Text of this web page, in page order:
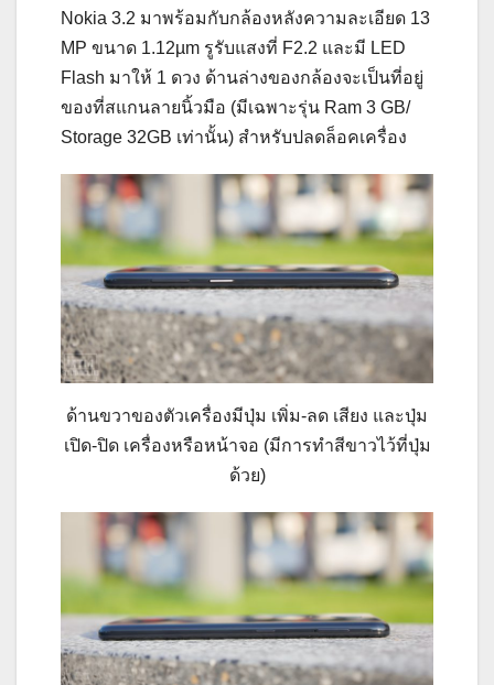
Nokia 3.2 มาพร้อมกับกล้องหลังความละเอียด 13
MP ขนาด 1.12µm รูรับแสงที่ F2.2 และมี LED
Flash มาให้ 1 ดวง ด้านล่างของกล้องจะเป็นที่อยู่
ของที่สแกนลายนิ้วมือ (มีเฉพาะรุ่น Ram 3 GB/
Storage 32GB เท่านั้น) สำหรับปลดล็อคเครื่อง
ด้านขวาของตัวเครื่องมีปุ่ม เพิ่ม-ลด เสียง และปุ่ม
เปิด-ปิด เครื่องหรือหน้าจอ (มีการทำสีขาวไว้ที่ปุ่ม
ด้วย)